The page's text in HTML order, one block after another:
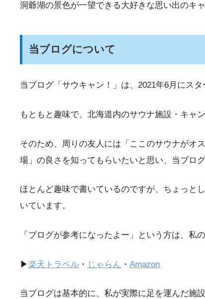
洞爺湖の景色が一望できる大好きな思い出のキャ
当ブログについて
当ブログ「サウキャン！」は、2021年6月にスタ
もともと趣味で、北海道内のサウナ施設・キャ
そのため、周りの友人には「ここのサウナがオ
場」の良さを知ってもらいたいと思い、当ブロ
ほとんど趣味で書いているのですが、ちょっと
いています。
「ブログが参考になったよー」という方は、私
▶ 楽天トラベル ・ じゃらん ・ Amazon
当ブログは基本的に、私が実際に足を運んだ施